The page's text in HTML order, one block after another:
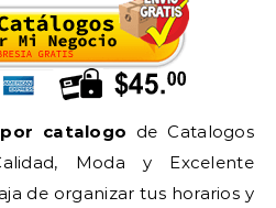
catalogo de Catalogos
Moda y Excelente
de organizar tus horarios y